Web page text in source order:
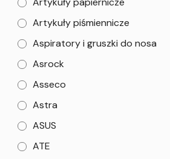
Artykuły piśmiennicze
Aspiratory i gruszki do nosa
Asrock
Asseco
Astra
ASUS
ATE